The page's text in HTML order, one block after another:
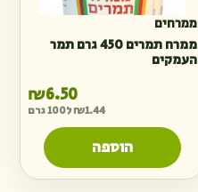
ממרחים
ממרח תמרים 450 גרם תמר
העמקים
₪6.50
₪1.44 ל100 גרם
הוספה